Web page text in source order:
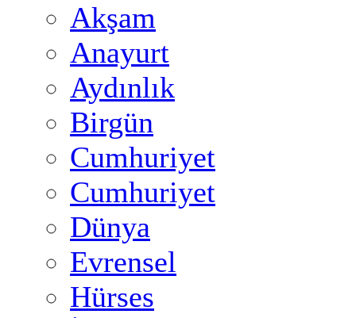
Akşam
Anayurt
Aydınlık
Birgün
Cumhuriyet
Cumhuriyet
Dünya
Evrensel
Hürses